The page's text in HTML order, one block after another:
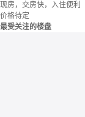
现房，交房快，入住便利
价格待定
最受关注的楼盘